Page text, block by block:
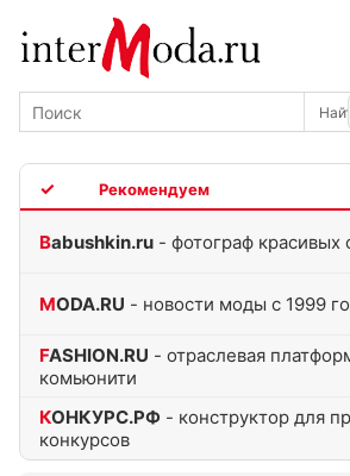
Babushkin.ru - фотограф красивых
MODA.RU - новости моды с 1999
FASHION.RU - отраслевая
комьюнити
КОНКУРС.РФ - конструктор для
конкурсов